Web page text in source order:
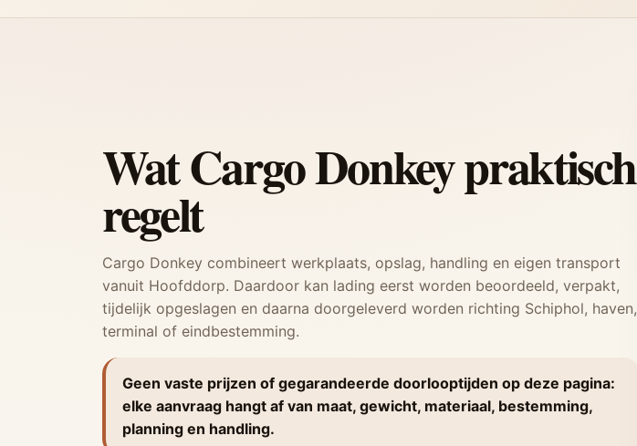
Wat Cargo Donkey praktisch
regelt
Cargo Donkey combineert werkplaats, opslag, handling en eigen transport
vanuit Hoofddorp. Daardoor kan lading eerst worden beoordeeld, verpakt,
tijdelijk opgeslagen en daarna doorgeleverd worden richting Schiphol, haven,
terminal of eindbestemming.
Geen vaste prijzen of gegarandeerde doorlooptijden op deze pagina:
elke aanvraag hangt af van maat, gewicht, materiaal, bestemming,
planning en handling.